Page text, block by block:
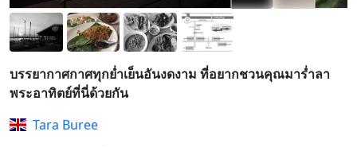
บรรยากาศกาศทุกย่ำเย็นอันงดงาม ที่อยากชวนคุณมาร่ำลา
พระอาทิตย์ที่นี่ด้วยกัน
Tara Buree